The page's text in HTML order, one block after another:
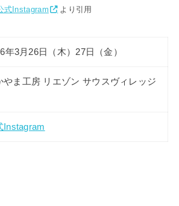
式Instagram より引用
年3月26日（木）27日（金）
やま工房 リエゾン サウスヴィレッジ
Instagram